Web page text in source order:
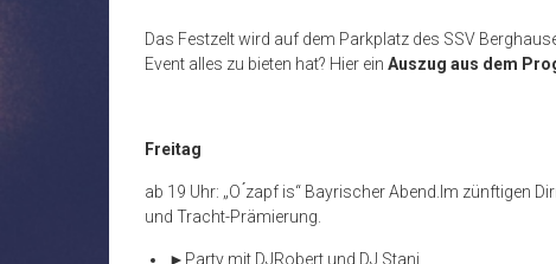
Das Festzelt wird auf dem Parkplatz des SSV
Event alles zu bieten hat? Hier ein Auszug aus dem
Freitag
ab 19 Uhr: „O ́zapf is“ Bayrischer Abend. Im zünftigen
und Tracht-Prämierung.
► Party mit DJRobert und DJ Stani